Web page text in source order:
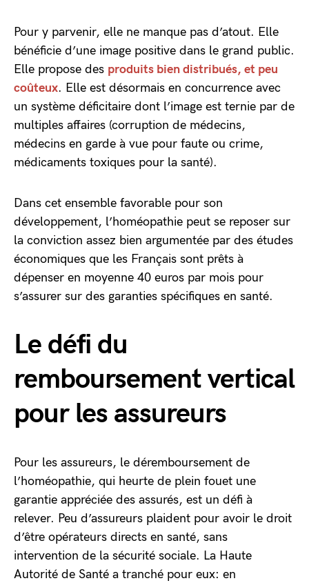
Pour y parvenir, elle ne manque pas d’atout. Elle
bénéficie d’une image positive dans le grand public.
Elle propose des produits bien distribués, et peu
coûteux. Elle est désormais en concurrence avec
un système déficitaire dont l’image est ternie par de
multiples affaires (corruption de médecins,
médecins en garde à vue pour faute ou crime,
médicaments toxiques pour la santé).
Dans cet ensemble favorable pour son
développement, l’homéopathie peut se reposer sur
la conviction assez bien argumentée par des études
économiques que les Français sont prêts à
dépenser en moyenne 40 euros par mois pour
s’assurer sur des garanties spécifiques en santé.
Le défi du
remboursement vertical
pour les assureurs
Pour les assureurs, le déremboursement de
l’homéopathie, qui heurte de plein fouet une
garantie appréciée des assurés, est un défi à
relever. Peu d’assureurs plaident pour avoir le droit
d’être opérateurs directs en santé, sans
intervention de la sécurité sociale. La Haute
Autorité de Santé a tranché pour eux: en